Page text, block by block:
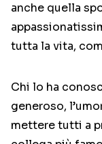
anche quella
tutta la vita,
Chi lo ha
generoso,
mettere tutti a